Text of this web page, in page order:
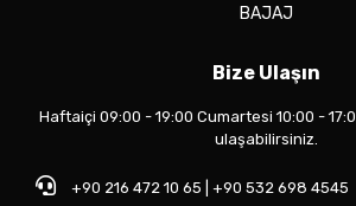
BAJAJ
Bize Ulaşın
Haftaiçi 09:00 - 19:00 Cumartesi 10:00 -
ulaşabilirsiniz.
+90 216 472 10 65 | +90 532 698 4545